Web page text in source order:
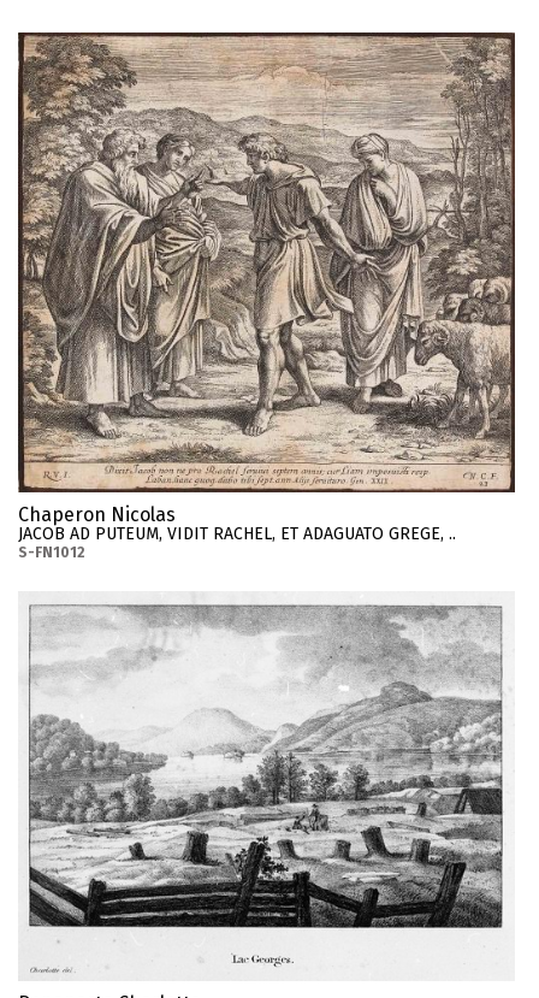
Chaperon Nicolas
JACOB AD PUTEUM, VIDIT RACHEL, ET ADAGUATO GREGE, ..
S-FN1012